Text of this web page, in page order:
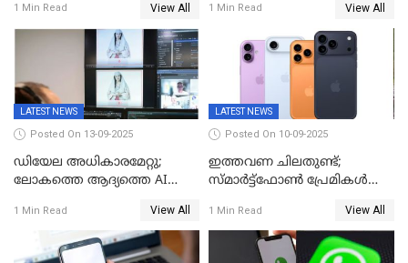
ഡീപ് സീക്ക്-ആർ1-സേഫ്
1 Min Read View All
ജീവനോടെ എത്തിയവ 75
1 Min Read View All
LATEST NEWS
Posted On 13-09-2025
ഡിയേല അധികാരമേറ്റു;
ലോകത്തെ ആദ്യത്തെ AI
വേണ്ട, കൈക്കൂലി വാങ്ങില്ല;
'ആരും കൊതിച്ചുപോകും
ഇങ്ങനെയൊരു ക്യാബിനറ്റ്
1 Min Read View All
LATEST NEWS
Posted On 10-09-2025
ഇത്തവണ ചിലതുണ്ട്;
സ്മാർട്ട്ഫോൺ പ്രേമികൾക്ക്
പക്ഷേ വിലയോ..; ഐഫോൺ
17 സീരീസ് ഫോണുകള്‍
അവതരിപ്പിച്ചു
1 Min Read View All